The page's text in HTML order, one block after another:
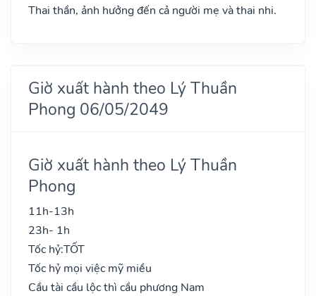
Thai thần, ảnh hưởng đến cả người mẹ và thai nhi.
Giờ xuất hành theo Lý Thuần
Phong 06/05/2049
Giờ xuất hành theo Lý Thuần
Phong
11h-13h
23h- 1h
Tốc hỷ:TỐT
Tốc hỷ mọi việc mỹ miều
Cầu tài cầu lộc thì cầu phương Nam